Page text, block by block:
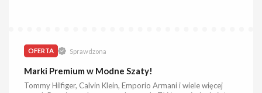
OFERTA Sprawdzona
Marki Premium w Modne Szaty!
Tommy Hilfiger, Calvin Klein, Emporio Armani i wiele więcej